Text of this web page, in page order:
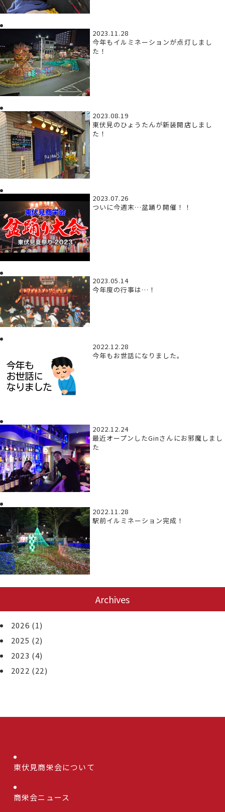
2023.11.28
今年もイルミネーションが点灯しまし
た！
2023.08.19
東伏見のひょうたんが新装開店しまし
た！
2023.07.26
ついに今週末…盆踊り開催！！
2023.05.14
今年度の行事は…！
2022.12.28
今年もお世話になりました。
2022.12.24
最近オープンしたGinさんにお邪魔しまし
た
2022.11.28
駅前イルミネーション完成！
Archives
2026 (1)
2025 (2)
2023 (4)
2022 (22)
東伏見商栄会について
商栄会ニュース